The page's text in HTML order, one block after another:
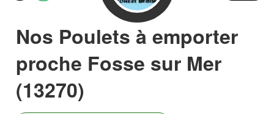
Nos Poulets à emporter
proche Fosse sur Mer
(13270)